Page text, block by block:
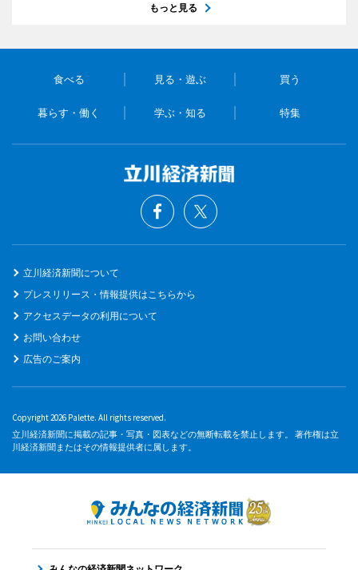
もっと見る
食べる 見る・遊ぶ 買う
暮らす・働く 学ぶ・知る 特集
立川経済新聞について
プレスリリース・情報提供はこちらから
アクセスデータの利用について
お問い合わせ
広告のご案内
Copyright 2026 Palette. All rights reserved.
立川経済新聞に掲載の記事・写真・図表などの無断転載を禁止します。 著作権は立
川経済新聞またはその情報提供者に属します。